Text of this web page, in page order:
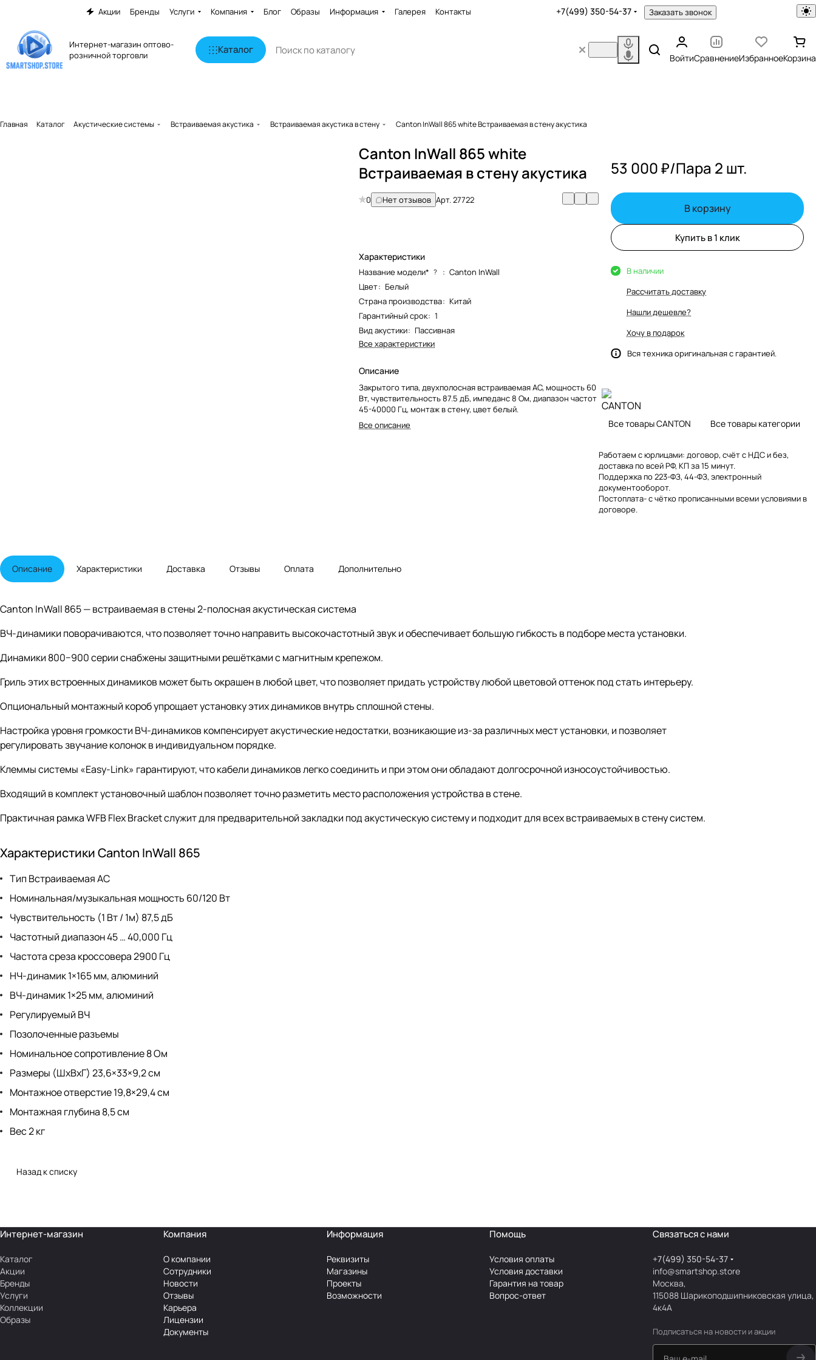
Акции Бренды Услуги Компания Блог Образы Информация Галерея Контакты +7(499) 350-54-37 Заказать звонок
Интернет-магазин оптово-
розничной торговли
Каталог
ВойтиСравнениеИзбранноеКорзина
Главная Каталог Акустические системы Встраиваемая акустика Встраиваемая акустика в стену Canton InWall 865 white Встраиваемая в стену акустика
Canton InWall 865 white
Встраиваемая в стену акустика
0 Нет отзывов Арт.27722
Характеристики
Название модели* ? : Canton InWall
Цвет: Белый
Страна производства: Китай
Гарантийный срок: 1
Вид акустики: Пассивная
Все характеристики
Описание
Закрытого типа, двухполосная встраиваемая АС, мощность 60
Вт, чувствительность 87.5 дБ, импеданс 8 Ом, диапазон частот
45-40000 Гц, монтаж в стену, цвет белый.
Все описание
53 000 ₽/Пара 2 шт.
В корзину
Купить в 1 клик
В наличии
Рассчитать доставку
Нашли дешевле?
Хочу в подарок
Вся техника оригинальная с гарантией.
Все товары CANTON Все товары категории
Работаем с юрлицами: договор, счёт с НДС и без,
доставка по всей РФ, КП за 15 минут.
Поддержка по 223-ФЗ, 44-ФЗ, электронный
документооборот.
Постоплата- с чётко прописанными всеми условиями в
договоре.
Описание Характеристики Доставка Отзывы Оплата Дополнительно
Canton InWall 865 — встраиваемая в стены 2-полосная акустическая система
ВЧ-динамики поворачиваются, что позволяет точно направить высокочастотный звук и обеспечивает большую гибкость в подборе места установки.
Динамики 800−900 серии снабжены защитными решётками с магнитным крепежом.
Гриль этих встроенных динамиков может быть окрашен в любой цвет, что позволяет придать устройству любой цветовой оттенок под стать интерьеру.
Опциональный монтажный короб упрощает установку этих динамиков внутрь сплошной стены.
Настройка уровня громкости ВЧ-динамиков компенсирует акустические недостатки, возникающие из-за различных мест установки, и позволяет
регулировать звучание колонок в индивидуальном порядке.
Клеммы системы «Easy-Link» гарантируют, что кабели динамиков легко соединить и при этом они обладают долгосрочной износоустойчивостью.
Входящий в комплект установочный шаблон позволяет точно разметить место расположения устройства в стене.
Практичная рамка WFB Flex Bracket служит для предварительной закладки под акустическую систему и подходит для всех встраиваемых в стену систем.
Характеристики Canton InWall 865
Тип Встраиваемая АС
Номинальная/музыкальная мощность 60/120 Вт
Чувствительность (1 Вт / 1м) 87,5 дБ
Частотный диапазон 45 … 40,000 Гц
Частота среза кроссовера 2900 Гц
НЧ-динамик 1×165 мм, алюминий
ВЧ-динамик 1×25 мм, алюминий
Регулируемый ВЧ
Позолоченные разъемы
Номинальное сопротивление 8 Ом
Размеры (ШхВхГ) 23,6×33×9,2 см
Монтажное отверстие 19,8×29,4 см
Монтажная глубина 8,5 см
Вес 2 кг
Назад к списку
Интернет-магазин
Каталог
Акции
Бренды
Услуги
Коллекции
Образы
Компания
О компании
Сотрудники
Новости
Отзывы
Карьера
Лицензии
Документы
Информация
Реквизиты
Магазины
Проекты
Возможности
Помощь
Условия оплаты
Условия доставки
Гарантия на товар
Вопрос-ответ
Связаться с нами
+7(499) 350-54-37
info@smartshop.store
Москва,
115088 Шарикоподшипниковская улица,
4к4А
Подписаться на новости и акции